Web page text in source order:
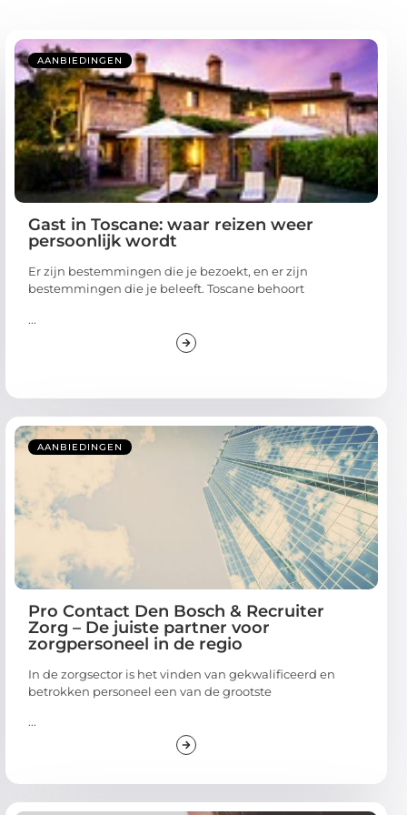
AANBIEDINGEN
Gast in Toscane: waar reizen weer
persoonlijk wordt
Er zijn bestemmingen die je bezoekt, en er zijn
bestemmingen die je beleeft. Toscane behoort
...
AANBIEDINGEN
Pro Contact Den Bosch & Recruiter
Zorg – De juiste partner voor
zorgpersoneel in de regio
In de zorgsector is het vinden van gekwalificeerd en
betrokken personeel een van de grootste
...